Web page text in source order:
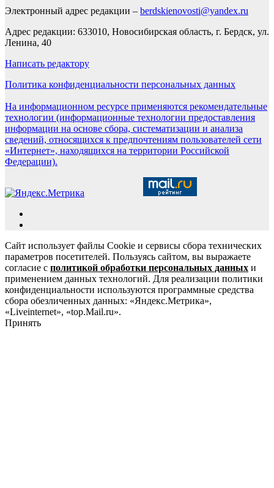
Электронный адрес редакции – berdskienovosti@yandex.ru
Адрес редакции: 633010, Новосибирская область, г. Бердск, ул.
Ленина, 40
Написать редактору
Политика конфиденциальности персональных данных
На информационном ресурсе применяются рекомендательные
технологии (информационные технологии предоставления
информации на основе сбора, систематизации и анализа
сведений, относящихся к предпочтениям пользователей сети
«Интернет», находящихся на территории Российской
Федерации).
Сайт использует файлы Cookie и сервисы сбора технических
параметров посетителей. Пользуясь сайтом, вы выражаете
согласие с политикой обработки персональных данных и
применением данных технологий. Для реализации политики
конфиденциальности используются программные средства
сбора обезличенных данных: «Яндекс.Метрика»,
«Liveinternet», «top.Mail.ru».
Принять